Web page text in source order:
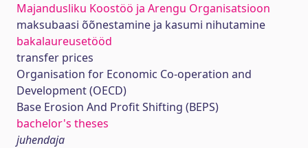
Majandusliku Koostöö ja Arengu Organisatsioon
maksubaasi õõnestamine ja kasumi nihutamine
bakalaureusetööd
transfer prices
Organisation for Economic Co-operation and
Development (OECD)
Base Erosion And Profit Shifting (BEPS)
bachelor's theses
juhendaja